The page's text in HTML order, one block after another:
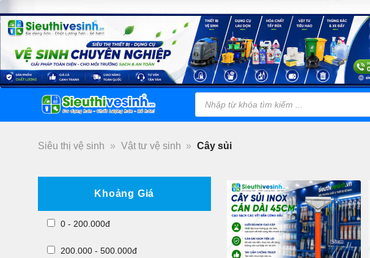
qua
nội
dung
Danh Mục
Sản Phẩm
Tìm
kiếm
phẩm
Siêu thị vệ sinh » Vật tư vệ sinh » Cây sủi
Khoảng Giá
0 - 200.000đ
200.000 - 500.000đ